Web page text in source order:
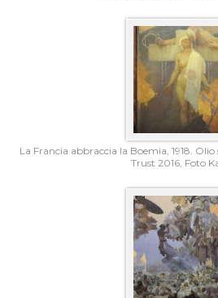
La Francia abbraccia la Boemia, 1918.
Trust 2016, Foto